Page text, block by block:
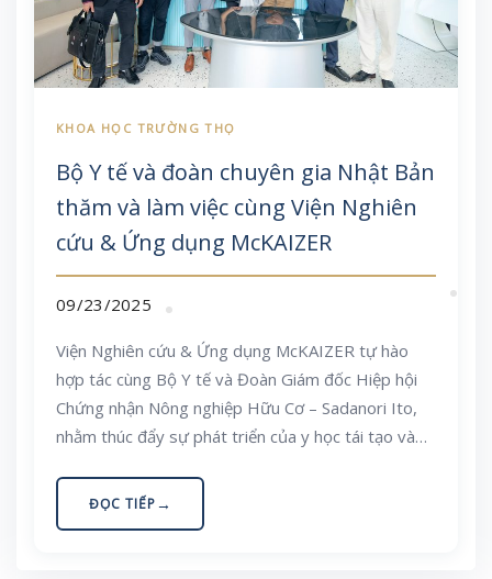
Bộ Y tế và đoàn chuyên gia Nhật Bản
thăm và làm việc cùng Viện Nghiên
cứu & Ứng dụng McKAIZER
09/23/2025
Viện Nghiên cứu & Ứng dụng McKAIZER tự hào
hợp tác cùng Bộ Y tế và Đoàn Giám đốc Hiệp hội
Chứng nhận Nông nghiệp Hữu Cơ – Sadanori Ito,
nhằm thúc đẩy sự phát triển của y học tái tạo và
Thông qua sự […]
ĐỌC TIẾP